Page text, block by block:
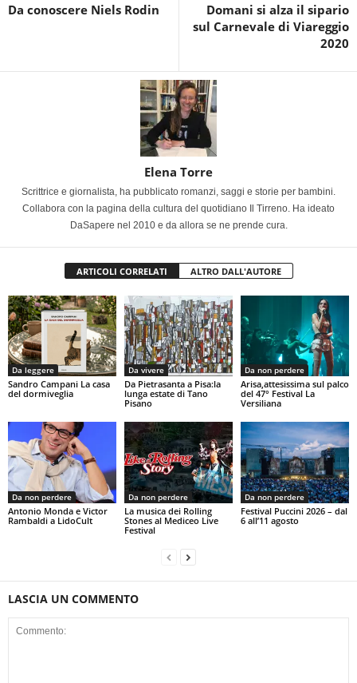
Da conoscere Niels Rodin
Domani si alza il sipario
sul Carnevale di Viareggio
2020
Elena Torre
Scrittrice e giornalista, ha pubblicato romanzi, saggi e storie per bambini.
Collabora con la pagina della cultura del quotidiano Il Tirreno. Ha ideato
DaSapere nel 2010 e da allora se ne prende cura.
ARTICOLI CORRELATI ALTRO DALL'AUTORE
Da leggere
Sandro Campani La casa
del dormiveglia
Da vivere
Da Pietrasanta a Pisa:la
lunga estate di Tano
Pisano
Da non perdere
Arisa,attesissima sul palco
del 47° Festival La
Versiliana
Da non perdere
Antonio Monda e Victor
Rambaldi a LidoCult
Da non perdere
La musica dei Rolling
Stones al Mediceo Live
Festival
Da non perdere
Festival Puccini 2026 – dal
6 all’11 agosto
LASCIA UN COMMENTO